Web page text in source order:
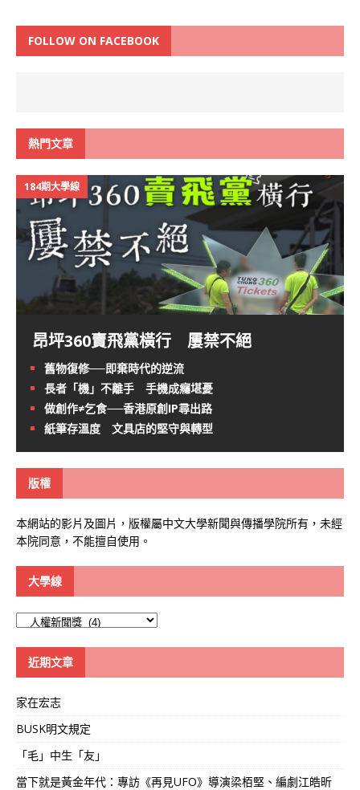
FOLLOW ON FACEBOOK
熱門文章
184期大學線
昂坪360賣飛黨橫行 屢禁不絕
舊物復修──即棄時代的逆流
長者「機」不離手 手機成癮堪憂
做創作≠乞食──香港原創IP尋出路
紙筆存溫度 文具店的堅守與轉型
版權
本網站的影片及圖片，版權屬中文大學新聞與傳播學院所有，未經
本院同意，不能擅自使用。
大學線
近期文章
家在宏志
BUSK明文規定
「毛」中生「友」
當下就是黃金年代：專訪《再見UFO》導演梁栢堅、編劇江皓昕